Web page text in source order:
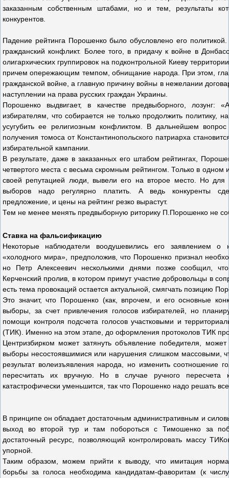
заказанным собственным штабами, но и тем, результаты
конкурентов.
Падение рейтинга Порошенко было обусловлено его
гражданский конфликт. Более того, в придачу к войне в
олигархических группировок на подконтрольной Киеву
причем опережающим темпом, обнищание народа. При этом,
гражданской войне, а главную причину войны в нежелании
наступлении на права русских граждан Украины.
Порошенко выдвигает, в качестве предвыборного, лозунг:
избирателям, что собирается не только продолжить политику,
усугубить ее религиозным конфликтом. В дальнейшем
получения томоса от Константинопольского патриарха
избирательной кампании.
В результате, даже в заказанных его штабом рейтингах,
четвертого места с весьма скромным рейтингом. Только в
своей репутацией люди, вывели его на второе место. Но
выборов надо регулярно платить. А ведь конкуренты
предложение, и цены на рейтинг резко вырастут.
Тем не менее менять предвыборную риторику П.Порошенко не
Ставка на фальсификацию
Некоторые наблюдатели воодушевились его заявлением о
«холодного мира», предположив, что Порошенко признал
но Петр Алексеевич несколькими днями позже сообщил,
Керченский пролив, в котором примут участие добровольцы в
есть тема провокаций остается актуальной, смягчать позицию
Это значит, что Порошенко (как, впрочем, и его основные
выборы, за счет привлечения голосов избирателей, но
помощи контроля подсчета голосов участковыми и
(ТИК). Именно на этом этапе, до оформления протоколов ТИК
Центризбирком может затянуть объявление победителя,
выборы несостоявшимися или нарушения слишком массовыми,
результат волеизъявления народа, но изменить соотношение
пересчитать их вручную. Но в случае ручного пересчета
катастрофически уменьшится, так что Порошенко надо решать
В принципе он обладает достаточным административным и
выход во второй тур и там побороться с Тимошенко за
достаточный ресурс, позволяющий контролировать массу
упорной.
Таким образом, можем прийти к выводу, что имитация
борьбы за голоса необходима кандидатам-фаворитам (к